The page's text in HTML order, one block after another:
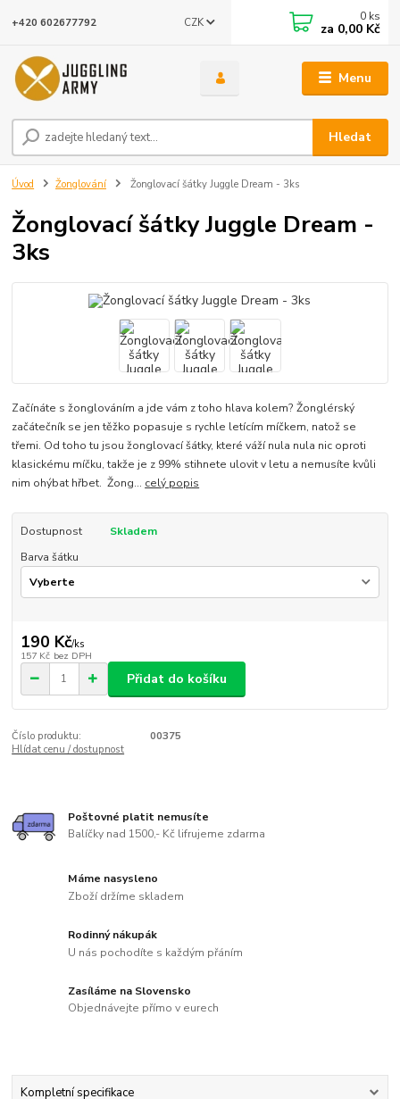
Menu
CZK
Hledat
+420 602677792 0 ks
za 0,00 Kč
Úvod Žonglování Žonglovací šátky Juggle Dream - 3ks
Žonglovací šátky Juggle Dream -
3ks
Začínáte s žonglováním a jde vám z toho hlava kolem? Žonglérský
začátečník se jen těžko popasuje s rychle letícím míčkem, natož se
třemi. Od toho tu jsou žonglovací šátky, které váží nula nula nic oproti
klasickému míčku, takže je z 99% stihnete ulovit v letu a nemusíte kvůli
nim ohýbat hřbet. Žong... celý popis
Dostupnost
Skladem
Barva šátku
190 Kč/ks
157 Kč bez DPH
Přidat do košíku
Číslo produktu:
00375
Hlídat cenu / dostupnost
Poštovné platit nemusíte
Balíčky nad 1500,- Kč lifrujeme zdarma
Máme nasysleno
Zboží držíme skladem
Rodinný nákupák
U nás pochodíte s každým přáním
Zasíláme na Slovensko
Objednávejte přímo v eurech
Kompletní specifikace